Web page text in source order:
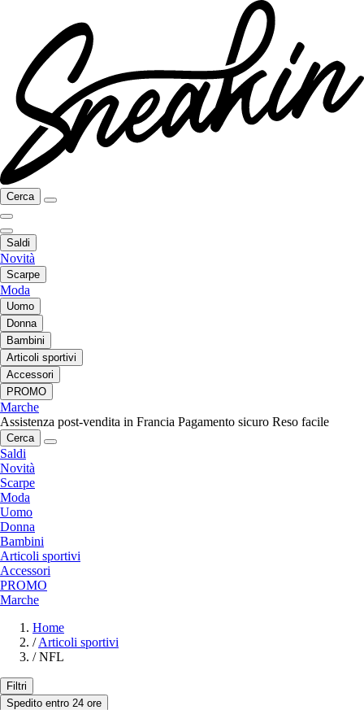
Cerca
Saldi
Novità
Scarpe
Moda
Uomo
Donna
Bambini
Articoli sportivi
Accessori
PROMO
Marche
Assistenza post-vendita in Francia Pagamento sicuro Reso facile
Cerca
Saldi
Novità
Scarpe
Moda
Uomo
Donna
Bambini
Articoli sportivi
Accessori
PROMO
Marche
Home
/ Articoli sportivi
/ NFL
Filtri
Spedito entro 24 ore